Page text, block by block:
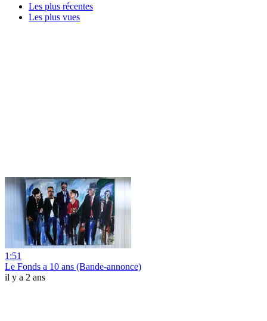
Les plus récentes
Les plus vues
1:51
Le Fonds a 10 ans (Bande-annonce)
il y a 2 ans